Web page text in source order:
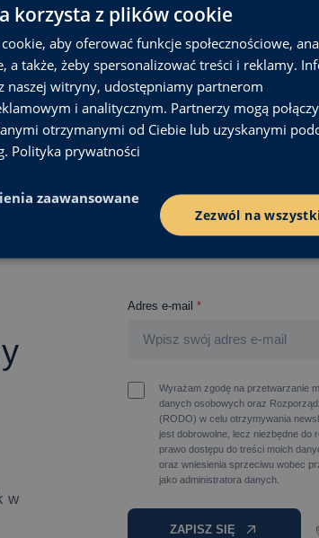
ustawą o ochronie
formularz kontaktowy.
Rozumiem, że
oraz żądania
Administratora*
w
Adres e-mail *
Wyrażam zgodę na przetwarzanie
danych osobowych oraz
(RODO) w celu otrzymywania
jest dobrowolne, lecz niezbędne do
prawo dostępu do treści moich
oraz wniesienia sprzeciwu wobec
jako administratora danych.
ZAPISZ SIĘ
korzysta z plików cookie
aby oferować funkcje społecznościowe,
a także, żeby spersonalizować treści i reklamy.
naszej witryny, udostępniamy partnerom
i analitycznym. Partnerzy mogą
otrzymanymi od Ciebie lub uzyskanymi
Polityka prywatności
Zezwól na
zaawansowane